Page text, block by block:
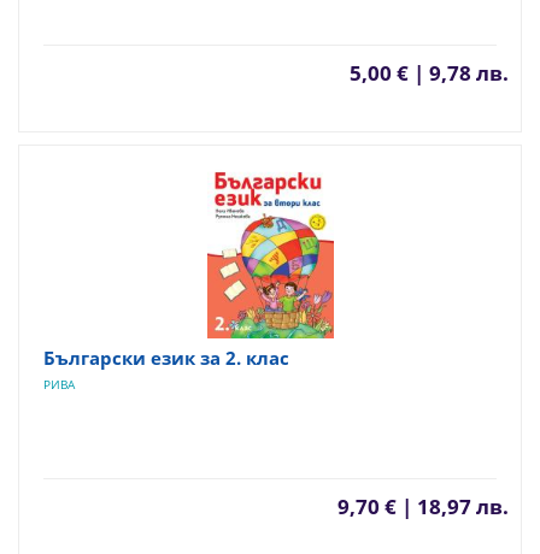
5,00 € | 9,78 лв.
Български език за 2. клас
РИВА
9,70 € | 18,97 лв.